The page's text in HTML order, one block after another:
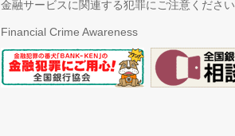
金融サービスに関連する犯罪にご注意ください
Financial Crime Awareness